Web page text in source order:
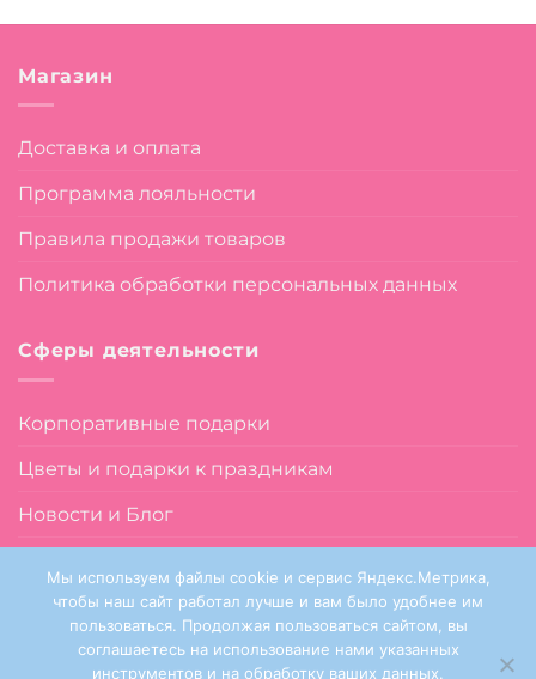
Магазин
Доставка и оплата
Программа лояльности
Правила продажи товаров
Политика обработки персональных данных
Сферы деятельности
Корпоративные подарки
Цветы и подарки к праздникам
Новости и Блог
Мы используем файлы cookie и сервис Яндекс.Метрика,
чтобы наш сайт работал лучше и вам было удобнее им
пользоваться. Продолжая пользоваться сайтом, вы
соглашаетесь на использование нами указанных
инструментов и на обработку ваших данных.